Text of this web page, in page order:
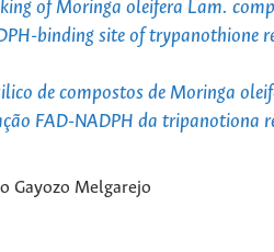
of Moringa oleifera Lam.
binding site of trypanothione
de compostos de Moringa
FAD-NADPH da tripanotiona
Gayozo Melgarejo